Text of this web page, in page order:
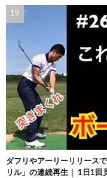
ダフリやアーリーリリース
リル」の連続再生｜ 1日1回